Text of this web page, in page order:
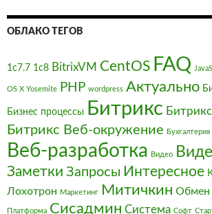
ОБЛАКО ТЕГОВ
1с7.7 1с8 BitrixVM CentOS FAQ
OS X Yosemite PHP wordpress Актуально
Бизнес процессы Битрикс
Битрикс Веб-окружение Бухгалтерия
Веб-разработка Видео
Заметки Запросы Интересное
Лохотрон Маркетинг Митичкин Обмен
Платформа Сисадмин Система Софт